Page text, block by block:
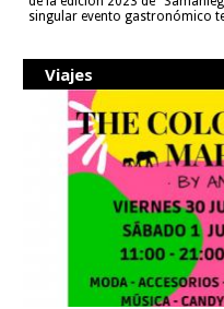
singular evento gastronómico
Viajes